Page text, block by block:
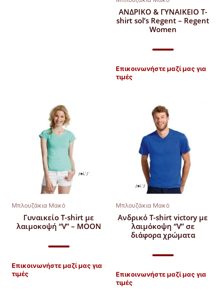
ΑΝΔΡΙΚΟ & ΓΥΝΑΙΚΕΙΟ T-
shirt sol’s Regent – Regent
Women
Επικοινωνήστε μαζί μας για
τιμές
Μπλουζάκια Μακό
Γυναικείο T-shirt με
λαιμοκοψή “V” – ΜΟΟΝ
Επικοινωνήστε μαζί μας για
τιμές
Μπλουζάκια Μακό
Aνδρικό T-shirt victory με
λαιμόκοψη “V” σε
διάφορα χρώματα
Επικοινωνήστε μαζί μας για
τιμές